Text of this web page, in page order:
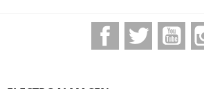
FacebookTwitter